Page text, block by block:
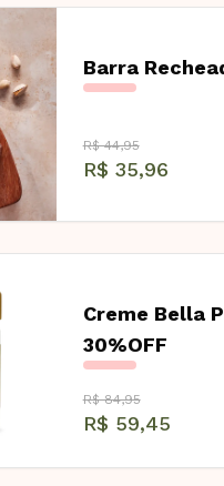
Barra
R$ 44,95
R$ 35,96
Creme Bella
30%OFF
R$ 84,95
R$ 59,45